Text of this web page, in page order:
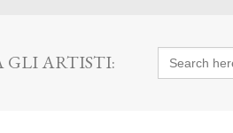
GLI ARTISTI: Search
for: